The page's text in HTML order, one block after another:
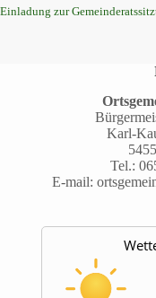
Einladung zur
Karl-
Tel.:
E-mail: